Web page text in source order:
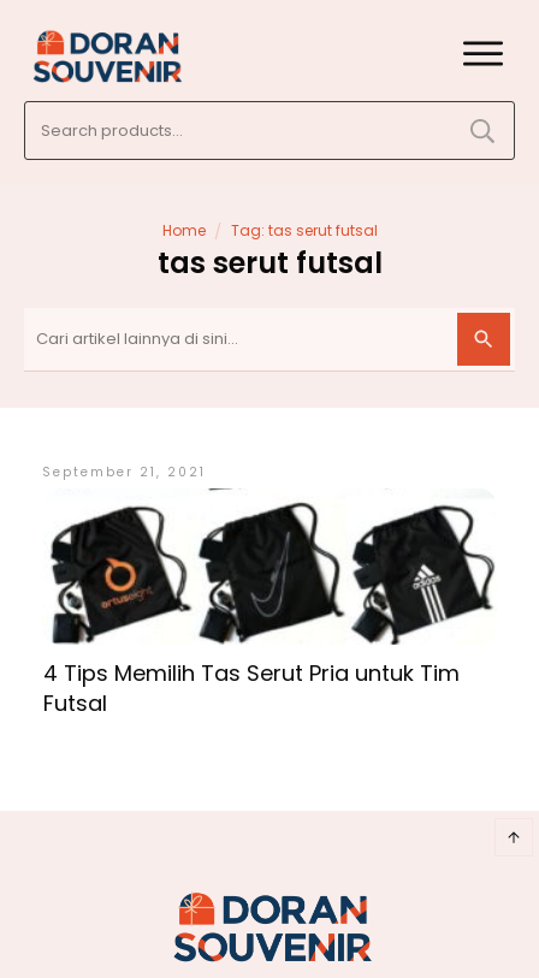
for:
Home / Tag: tas serut futsal
tas serut futsal
September 21, 2021
4 Tips Memilih Tas Serut Pria untuk Tim
Futsal